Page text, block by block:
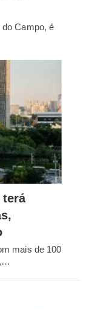
Campo, é
terá
mais de 100